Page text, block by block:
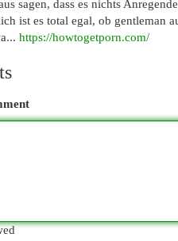
sagen, dass es nichts
ist es total egal, ob gentleman
https://howtogetporn.com/